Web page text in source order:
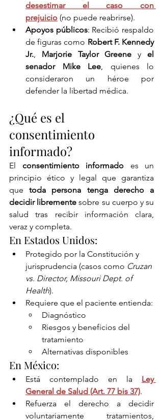
desestimar el caso con
prejuicio (no puede reabrirse).
Apoyos públicos: Recibió respaldo
de figuras como Robert F. Kennedy
Jr., Marjorie Taylor Greene y el
senador Mike Lee, quienes lo
consideraron un héroe por
defender la libertad médica.
¿Qué es el
consentimiento
informado?
El consentimiento informado es un
principio ético y legal que garantiza
que toda persona tenga derecho a
decidir libremente sobre su cuerpo y su
salud tras recibir información clara,
veraz y completa.
En Estados Unidos:
Protegido por la Constitución y
jurisprudencia (casos como Cruzan
vs. Director, Missouri Dept. of
Health).
Requiere que el paciente entienda:
Diagnóstico
Riesgos y beneficios del
tratamiento
Alternativas disponibles
En México:
Está contemplado en la Ley
General de Salud (Art. 77 bis 37).
Refuerza el derecho a decidir
voluntariamente tratamientos,